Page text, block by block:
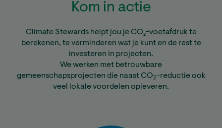
Kom in actie
Climate Stewards helpt jou je CO₂-voetafdruk te
berekenen, te verminderen wat je kunt en de rest te
investeren in projecten.
We werken met betrouwbare
gemeenschapsprojecten die naast CO2-reductie ook
veel lokale voordelen opleveren.